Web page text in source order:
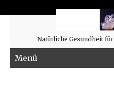
Natürliche Gesundheit
Menü